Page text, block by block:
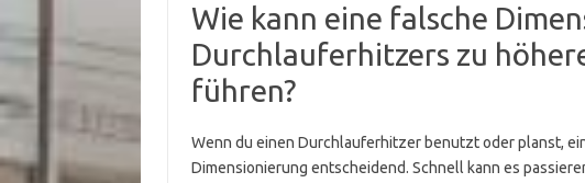
Wie kann eine falsche
Durchlauferhitzers zu
führen?
Wenn du einen Durchlauferhitzer benutzt oder planst,
Dimensionierung entscheidend. Schnell kann es